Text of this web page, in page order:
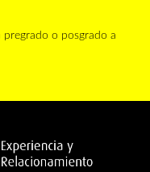
pregrado o posgrado a